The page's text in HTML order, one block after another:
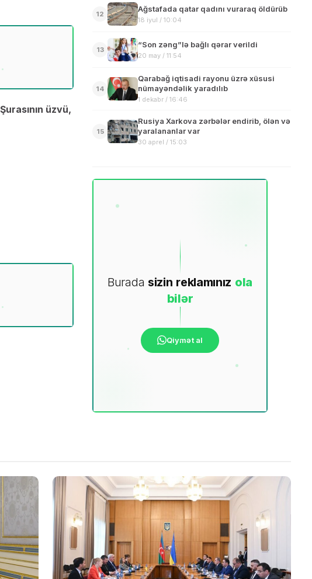
üzvü,
12
Ağstafada qatar qadını vuraraq öldürüb
18 iyul / 10:04
13
“Son zəng”lə bağlı qərar verildi
20 may / 11:54
14
Qarabağ iqtisadi rayonu üzrə xüsusi
nümayəndəlik yaradılıb
1 dekabr / 16:46
15
Rusiya Xarkova zərbələr endirib, ölən və
yaralananlar var
30 aprel / 15:03
Burada sizin reklamınız ola
bilər
Qiymət al